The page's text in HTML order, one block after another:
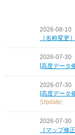
2026-08-10
［名称変更
2026-07-30
[高度データ
2026-07-30
[高度データ
[Update]
2026-07-30
［マップ修